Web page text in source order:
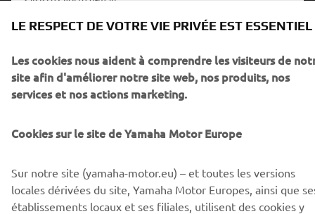
S'ABONNER
Lisez notre politique de confidentialité pour savoir comment
nous traitons vos données personnelles :Politique de
Confidentialité
Luxemburg (French)
LE RESPECT DE VOTRE VIE PRIVÉE EST ESSENTIEL
Les cookies nous aident à comprendre les visiteurs de
site afin d'améliorer notre site web, nos produits, nos
services et nos actions marketing.
Cookies sur le site de Yamaha Motor Europe
Sur notre site (yamaha-motor.eu) – et toutes les versions
locales dérivées du site, Yamaha Motor Europes, ainsi que
établissements locaux et ses filiales, utilisent des cookies y